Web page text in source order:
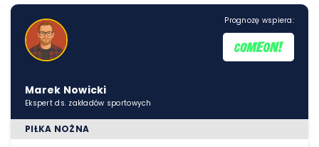
Prognozę wspiera:
Marek Nowicki
Ekspert ds. zakładów sportowych
PIŁKA NOŻNA